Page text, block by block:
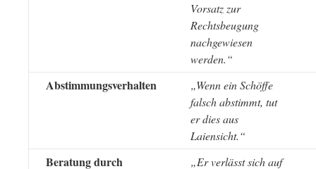
Vorsatz zur
Rechtsbeugung
nachgewiesen
werden.“
Abstimmungsverhalten
„Wenn ein Schöffe
falsch abstimmt, tut
er dies aus
Laiensicht.“
Beratung durch „Er verlässt sich auf